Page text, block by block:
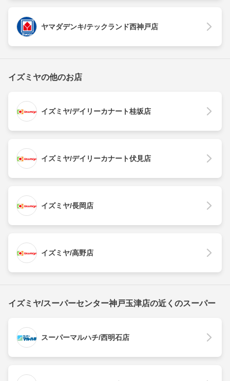
ヤマダデンキ/テックランド西神戸店
イズミヤの他のお店
イズミヤ/デイリーカナート桂坂店
イズミヤ/デイリーカナート伏見店
イズミヤ/長岡店
イズミヤ/高野店
イズミヤ/スーパーセンター神戸玉津店の近くのスーパー
スーパーマルハチ/西明石店